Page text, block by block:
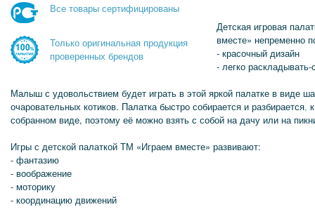
Все товары сертифицированы
Только оригинальная продукция
проверенных брендов
Детская игровая
вместе» непременно
- красочный дизайн
- легко
Малыш с удовольствием будет играть в этой яркой палатке в виде
очаровательных котиков. Палатка быстро собирается и разбирается,
собранном виде, поэтому её можно взять с собой на дачу или на
Игры с детской палаткой ТМ «Играем вместе» развивают:
- фантазию
- воображение
- моторику
- координацию движений